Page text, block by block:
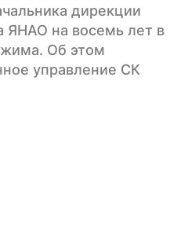
дирекции
ЯНАО на восемь лет в
Об этом
управление СК